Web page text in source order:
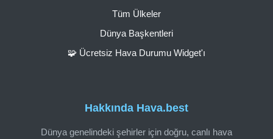
Hakkında Hava.best
Dünya genelindeki şehirler için doğru, canlı hava
Tüm Ülkeler
Dünya Başkentleri
🧩 Ücretsiz Hava Durumu Widget'ı